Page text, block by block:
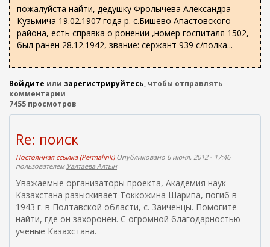
и
с
к
а
пожалуйста найти, дедушку Фролычева Александра
Кузьмича 19.02.1907 года р. с.Бишево Апастовского
района, есть справка о ронении ,номер госпиталя 1502,
был ранен 28.12.1942, звание: сержант 939 с/полка...
Войдите или зарегистрируйтесь, чтобы отправлять
комментарии
7455 просмотров
Re: поиск
Постоянная ссылка (Permalink)Опубликовано 6 июня, 2012 - 17:46
пользователемУалтаева Алтын
Уважаемые организаторы проекта, Академия наук
Казахстана разыскивает Токкожина Шарипа, погиб в
1943 г. в Полтавской области, с. Заиченцы. Помогите
найти, где он захоронен. С огромной благодарностью
ученые Казахстана.